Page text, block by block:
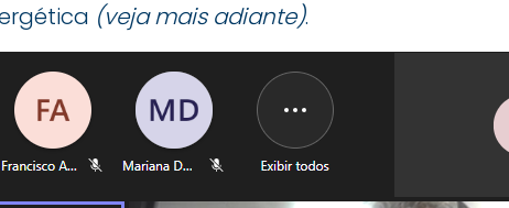
(veja mais adiante).